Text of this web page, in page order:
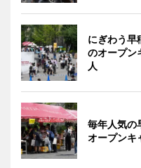
にぎわう早
のオープン
人
毎年人気の
オープンキ